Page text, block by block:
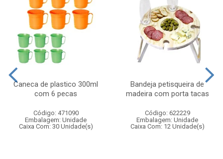
Caneca de plastico 300ml
com 6 pecas
Código: 471090
Embalagem: Unidade
Caixa Com: 30 Unidade(s)
Bandeja petisqueira de
madeira com porta tacas
Código: 622229
Embalagem: Unidade
Caixa Com: 12 Unidade(s)